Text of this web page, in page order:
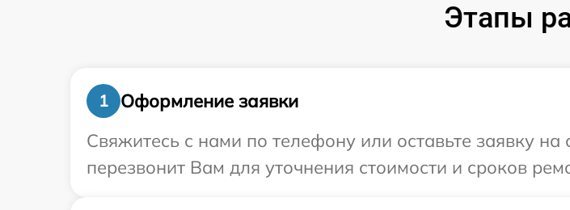
Этапы
1
Оформление заявки
Свяжитесь с нами по телефону или оставьте заявку
перезвонит Вам для уточнения стоимости и сроков